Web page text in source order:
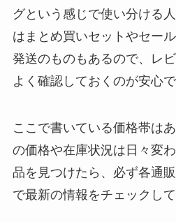
グという感じで使い分ける
はまとめ買いセットやセー
発送のものもあるので、レ
よく確認しておくのが安心で
ここで書いている価格帯は
の価格や在庫状況は日々変
品を見つけたら、必ず各通
で最新の情報をチェックして